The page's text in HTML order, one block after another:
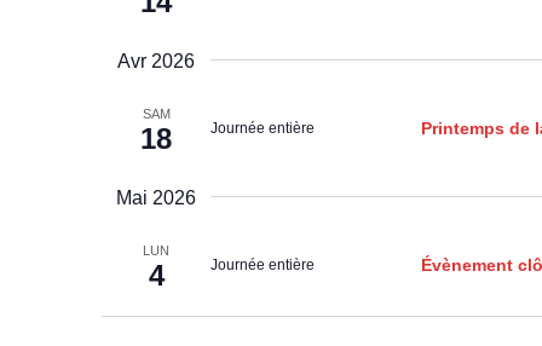
Avr 2026
SAM
18 Journée entière Printemps de
Mai 2026
LUN
4 Journée entière Évènement